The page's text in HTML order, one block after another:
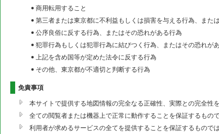
商用転用すること
第三者または東京都に不利益もしくは損害を与える行為、また
公序良俗に反する行為、またはその恐れがある行為
犯罪行為もしくは犯罪行為に結びつく行為、またはその恐れが
上記を含め国等が定めた法令に反する行為
その他、東京都が不適切と判断する行為
免責事項
本サイトで提供する地図情報の完全なる正確性、実際との完全性
全ての閲覧者または機器上で正常に動作することを保証するもの
利用者が求めるサービスの全てを提供することを保証するもので